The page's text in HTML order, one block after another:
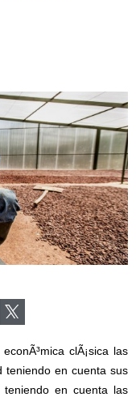
clÃ¡sica las
teniendo en cuenta sus
teniendo en cuenta las